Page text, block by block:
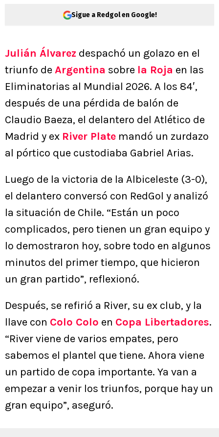
Sigue a Redgol en Google!
Julián Álvarez despachó un golazo en el
triunfo deArgentina sobre la Roja en las
Eliminatorias al Mundial 2026. A los 84′,
después de una pérdida de balón de
Claudio Baeza, el delantero del Atlético de
Madrid y ex River Plate mandó un zurdazo
al pórtico que custodiaba Gabriel Arias.
Luego de la victoria de la Albiceleste (3-0),
el delantero conversó con RedGol y analizó
la situación de Chile. “Están un poco
complicados, pero tienen un gran equipo y
lo demostraron hoy, sobre todo en algunos
minutos del primer tiempo, que hicieron
un gran partido”, reflexionó.
Después, se refirió a River, su ex club, y la
llave con Colo Colo en Copa Libertadores.
“River viene de varios empates, pero
sabemos el plantel que tiene. Ahora viene
un partido de copa importante. Ya van a
empezar a venir los triunfos, porque hay un
gran equipo”, aseguró.